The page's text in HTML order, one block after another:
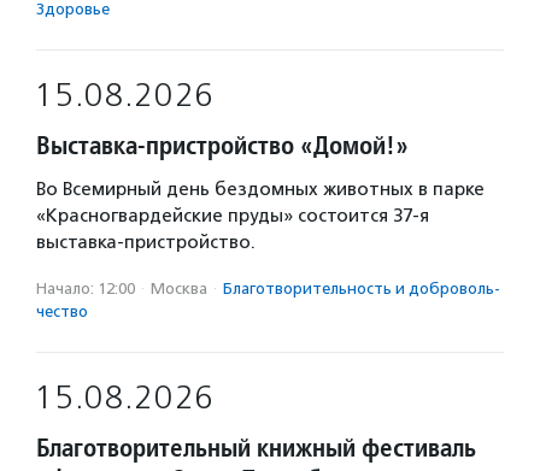
Здоровье
15.08.2026
Выставка-пристройство «Домой!»
Во Всемирный день бездомных животных в парке
«Красногвардейские пруды» состоится 37-я
выставка-пристройство.
Начало: 12:00 · Москва · Благотвори­тель­ность и доброволь­
чест­во
15.08.2026
Благотворительный книжный фестиваль